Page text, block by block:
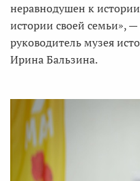
неравнодушен к
истории своей семьи», —
руководитель музея
Ирина Бальзина.